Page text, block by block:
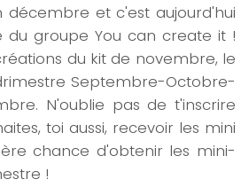
décembre et c'est aujourd'hui
du groupe You can create it !
du kit de novembre, le
Septembre-Octobre-
N'oublie pas de t'inscrire
toi aussi, recevoir les mini
chance d'obtenir les mini-
!